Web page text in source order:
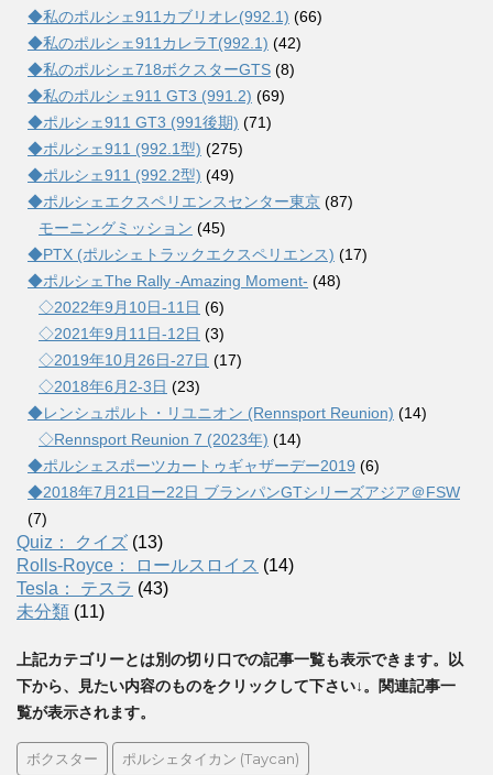
◆私のポルシェ911カブリオレ(992.1) (66)
◆私のポルシェ911カレラT(992.1) (42)
◆私のポルシェ718ボクスターGTS (8)
◆私のポルシェ911 GT3 (991.2) (69)
◆ポルシェ911 GT3 (991後期) (71)
◆ポルシェ911 (992.1型) (275)
◆ポルシェ911 (992.2型) (49)
◆ポルシェエクスペリエンスセンター東京 (87)
モーニングミッション (45)
◆PTX (ポルシェトラックエクスペリエンス) (17)
◆ポルシェThe Rally -Amazing Moment- (48)
◇2022年9月10日-11日 (6)
◇2021年9月11日-12日 (3)
◇2019年10月26日-27日 (17)
◇2018年6月2-3日 (23)
◆レンシュポルト・リユニオン (Rennsport Reunion) (14)
◇Rennsport Reunion 7 (2023年) (14)
◆ポルシェスポーツカートゥギャザーデー2019 (6)
◆2018年7月21日ー22日 ブランパンGTシリーズアジア＠FSW
(7)
Quiz： クイズ (13)
Rolls-Royce： ロールスロイス (14)
Tesla： テスラ (43)
未分類 (11)
上記カテゴリーとは別の切り口での記事一覧も表示できます。以
下から、見たい内容のものをクリックして下さい↓。関連記事一
覧が表示されます。
ボクスター ポルシェタイカン (Taycan)